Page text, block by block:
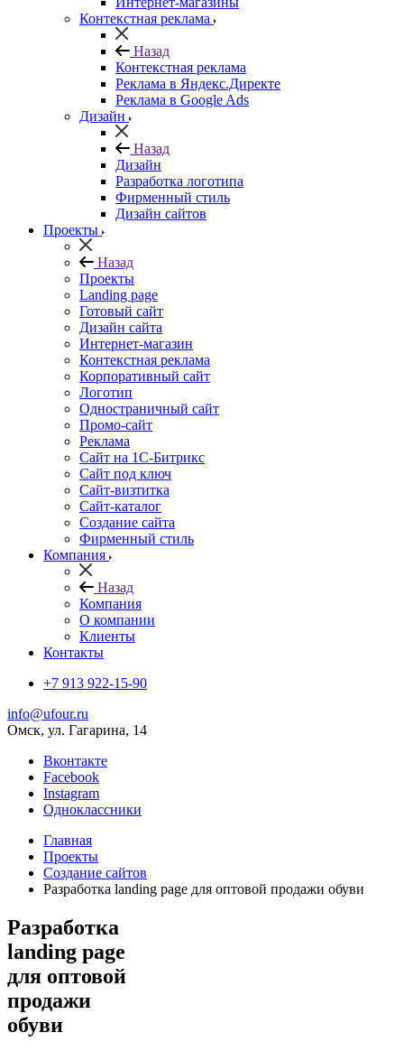
Контекстная реклама
Назад
Контекстная реклама
Реклама в Яндекс.Директе
Реклама в Google Ads
Дизайн
Назад
Дизайн
Разработка логотипа
Фирменный стиль
Дизайн сайтов
Проекты
Назад
Проекты
Landing page
Готовый сайт
Дизайн сайта
Интернет-магазин
Контекстная реклама
Корпоративный сайт
Логотип
Одностраничный сайт
Промо-сайт
Реклама
Сайт на 1С-Битрикс
Сайт под ключ
Сайт-визтитка
Сайт-каталог
Создание сайта
Фирменный стиль
Компания
Назад
Компания
О компании
Клиенты
Контакты
+7 913 922-15-90
info@ufour.ru
Омск, ул. Гагарина, 14
Вконтакте
Facebook
Instagram
Одноклассники
Главная
Проекты
Создание сайтов
Разработка landing page для оптовой продажи обуви
Разработка
landing page
для оптовой
продажи
обуви